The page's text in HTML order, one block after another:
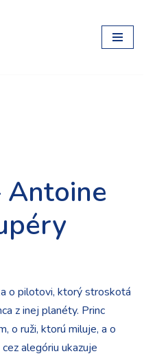
Antoine
o pilotovi, ktorý stroskotá
z inej planéty. Princ
o ruži, ktorú miluje, a o
alegóriu ukazuje